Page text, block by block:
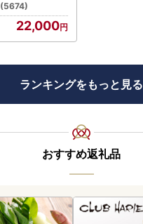
(5674)
22,000
ランキングをもっと見る
おすすめ返礼品